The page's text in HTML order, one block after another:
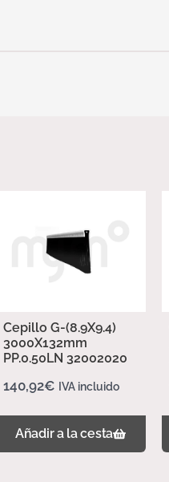
Cepillo G-(8.9X9.4)
3000X132mm
PP.0.50LN 32002020
140,92€ IVA incluido
Añadir a la cesta